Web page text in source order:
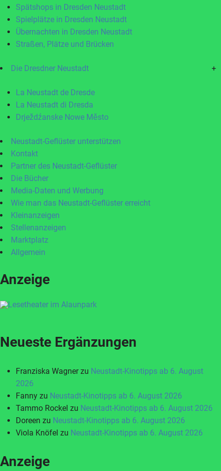
Spätshops in Dresden Neustadt
Spielplätze in Dresden Neustadt
Übernachten in Dresden Neustadt
Straßen, Plätze und Brücken
Die Dresdner Neustadt +
La Neustadt de Dresde
La Neustadt di Dresda
Drježdźanske Nowe Město
Neustadt-Geflüster unterstützen
Kontakt
Partner des Neustadt-Geflüster
Die Bücher
Media-Daten und Werbung
Wie man das Neustadt-Geflüster erreicht
Kleinanzeigen
Stellenanzeigen
Marktplatz
Allgemein
Anzeige
Neueste Ergänzungen
Franziska Wagnerzu Neustadt-Kinotipps ab 6. August
2026
Fanny zu Neustadt-Kinotipps ab 6. August 2026
Tammo Rockel zu Neustadt-Kinotipps ab 6. August 2026
Doreen zu Neustadt-Kinotipps ab 6. August 2026
Viola Knöfel zu Neustadt-Kinotipps ab 6. August 2026
Anzeige